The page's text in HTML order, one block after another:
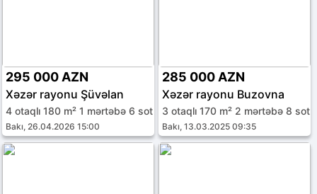
295 000 AZN
Xəzər rayonu Şüvəlan
4 otaqlı 180 m² 1 mərtəbə 6 sot
Bakı, 26.04.2026 15:00
285 000 AZN
Xəzər rayonu Buzovna
3 otaqlı 170 m² 2 mərtəbə 8 sot
Bakı, 13.03.2025 09:35